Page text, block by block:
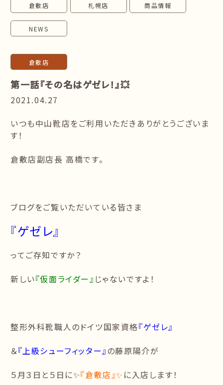
倉敷店 札幌店 商品情報
NEWS
倉敷店
第一話『その名はゲゼレ！』💥
2021.04.27
いつも中山靴店をご利用いただきありがとうございま
す！
倉敷店副店長 高橋です。
ブログをご覧いただいている皆さま
『ゲゼレ』
ってご存知ですか？
新しい『仮面ライダー』 じゃないですよ！
整形外科靴職人のドイツ国家資格『ゲゼレ』
＆『上級シューフィッター』 の藤原陽介が
５月３日と５日に✨『倉敷店』✨ に入店します！